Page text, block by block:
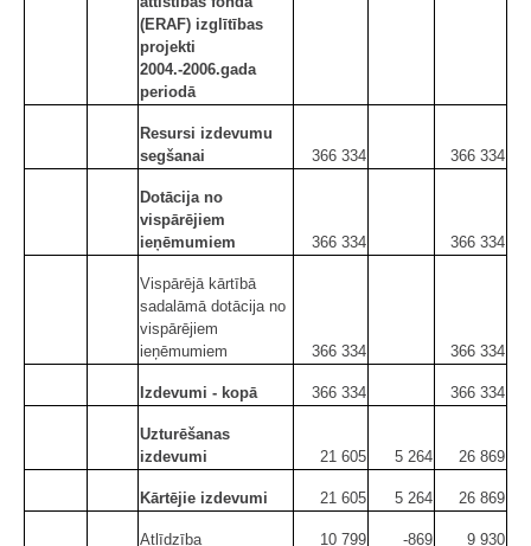
(ERAF) izglītības
projekti
2004.-2006.gada
periodā
Resursi izdevumu
segšanai
366 334 366 334
Dotācija no
vispārējiem
ieņēmumiem
366 334 366 334
Vispārējā kārtībā
sadalāmā dotācija no
vispārējiem
ieņēmumiem
366 334 366 334
Izdevumi - kopā 366 334 366 334
Uzturēšanas
izdevumi
21 605 5 264 26 869
Kārtējie izdevumi 21 605 5 264 26 869
Atlīdzība 10 799 -869 9 930